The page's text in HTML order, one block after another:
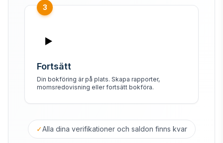
3
▶️
Fortsätt
Din bokföring är på plats. Skapa rapporter,
momsredovisning eller fortsätt bokföra.
✓Alla dina verifikationer och saldon finns kvar